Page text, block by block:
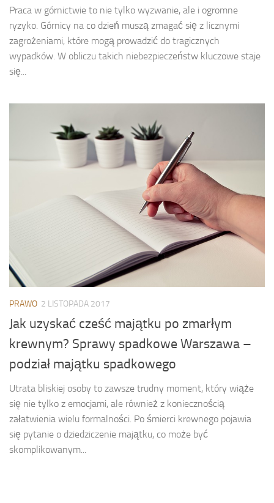
Praca w górnictwie to nie tylko wyzwanie, ale i ogromne
ryzyko. Górnicy na co dzień muszą zmagać się z licznymi
zagrożeniami, które mogą prowadzić do tragicznych
wypadków. W obliczu takich niebezpieczeństw kluczowe staje
się...
PRAWO 2 LISTOPADA 2017
Jak uzyskać cześć majątku po zmarłym
krewnym? Sprawy spadkowe Warszawa –
podział majątku spadkowego
Utrata bliskiej osoby to zawsze trudny moment, który wiąże
się nie tylko z emocjami, ale również z koniecznością
załatwienia wielu formalności. Po śmierci krewnego pojawia
się pytanie o dziedziczenie majątku, co może być
skomplikowanym...